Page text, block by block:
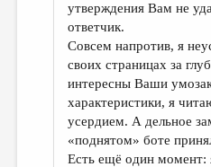
утверждения Вам не
ответчик.
Совсем напротив, я
своих страницах за
интересны Ваши
характеристики, я
усердием. А дельное
«поднятом» боте
Есть ещё один момент: